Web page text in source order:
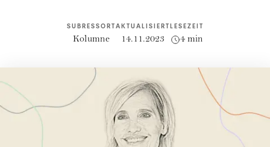
SUBRESSORT
Kolumne
AKTUALISIERT
14.11.2023
LESEZEIT
4 min